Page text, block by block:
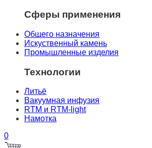
Сферы применения
Общего назначения
Искуственный камень
Промышленные изделия
Технологии
Литьё
Вакуумная инфузия
RTM и RTM-light
Намотка
0